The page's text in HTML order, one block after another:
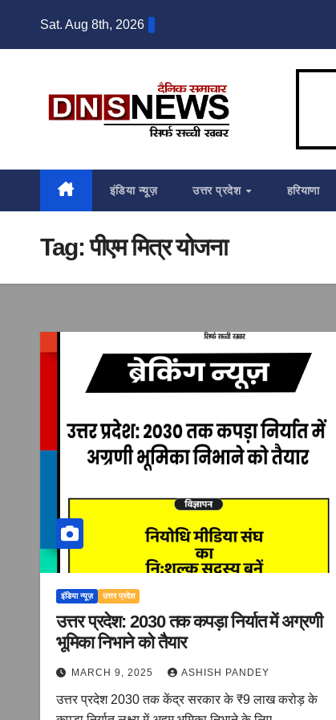
Sat. Aug 8th, 2026
इंडिया न्यूज़ उत्तर प्रदेश हरियाणा
Tag:पीएम मित्र योजना
इंडिया न्यूज़ उत्तर प्रदेश
उत्तर प्रदेश: 2030 तक कपड़ा निर्यात में अग्रणी
भूमिका निभाने को तैयार
MARCH 9, 2025 ASHISH PANDEY
उत्तर प्रदेश 2030 तक केंद्र सरकार के ₹9 लाख करोड़ के